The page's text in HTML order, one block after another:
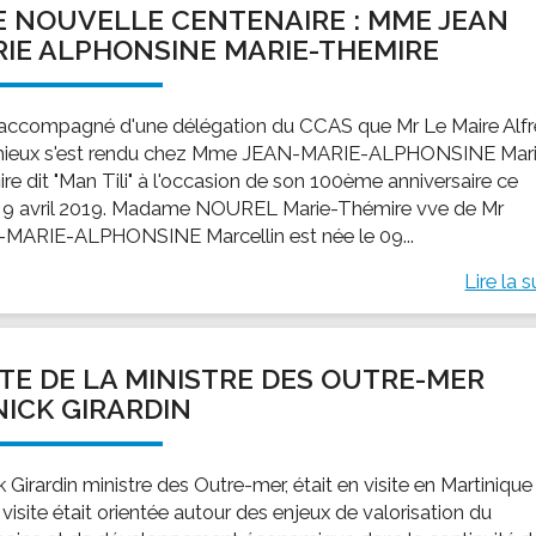
EMPLOI
Offres d'emploi
Le Centre Communal d'Action Social
Les aides sociales
Logement
Antenne Municipale de Développement et de
locale
et le lycée
scolaire
maternelles et primaire
de loisirs - ALSH
LE SERVICE CULTUREL
Les activités
Guide des
NOUVELLE CENTENAIRE : MME JEAN
ALPHONSINE MARIE-THEMIRE
d'une délégation du CCAS que Mr Le Maire
s'est rendu chez Mme JEAN-MARIE-ALPHONSINE
dit "Man Tili" à l'occasion de son 100ème anniversaire ce
avril 2019. Madame NOUREL Marie-Thémire vve de Mr
ALPHONSINE Marcellin est née le 09...
Lire la
DE LA MINISTRE DES OUTRE-MER
GIRARDIN
Girardin ministre des Outre-mer, était en visite en Martinique
était orientée autour des enjeux de valorisation du